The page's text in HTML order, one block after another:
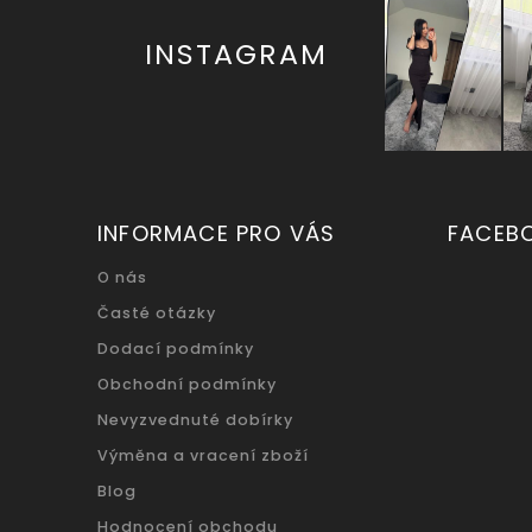
INSTAGRAM
INFORMACE PRO VÁS
O nás
Časté otázky
Dodací podmínky
Obchodní podmínky
Nevyzvednuté dobírky
Výměna a vracení zboží
Blog
Hodnocení obchodu